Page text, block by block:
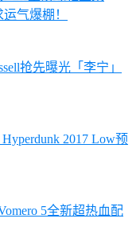
气爆棚！
抢先曝光「李宁」
2017 Low预
5全新超热血配